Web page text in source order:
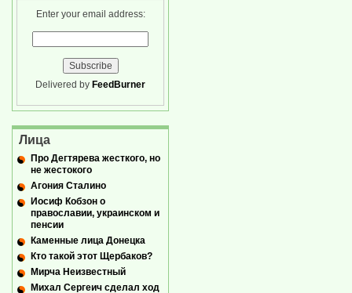
Enter your email address:
Delivered by FeedBurner
Лица
Про Дегтярева жесткого, но
не жестокого
Агония Сталино
Иосиф Кобзон о
православии, украинском и
пенсии
Каменные лица Донецка
Кто такой этот Щербаков?
Мирча Неизвестный
Михал Сергеич сделал ход